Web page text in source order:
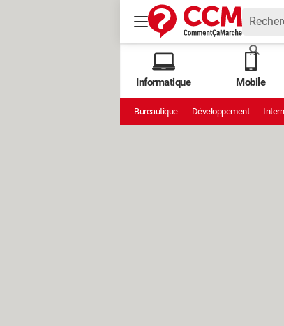
Informatique Mobile
Bureautique Développement